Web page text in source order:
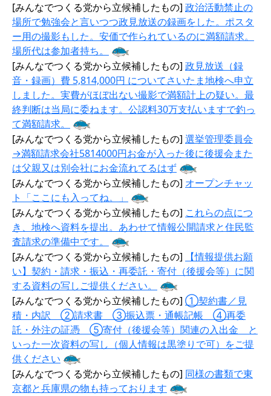
[みんなでつくる党から立候補したもの] 政治活動禁止の
場所で勉強会と言いつつ政見放送の録画をした。ポスタ
ー用の撮影もした。安価で作られているのに満額請求。
場所代は参加者持ち。
[みんなでつくる党から立候補したもの] 政見放送（録
音・録画）費 5,814,000円 についてさいたま地検へ申立
しました。実費がほぼ出ない撮影で満額計上の疑い。最
終判断は当局に委ねます。公認料30万支払いますで釣っ
て満額請求。
[みんなでつくる党から立候補したもの] 選挙管理委員会
→満額請求会社5814000円お金が入った後に後援会また
は父親又は別会社にお金流れてるはず
[みんなでつくる党から立候補したもの] オープンチャッ
ト「ここにも入ってね。」
[みんなでつくる党から立候補したもの] これらの点につ
き、地検へ資料を提出。あわせて情報公開請求と住民監
査請求の準備中です。
[みんなでつくる党から立候補したもの]
【情報提供お願
い】契約・請求・振込・再委託・寄付（後援会等）に関
する資料の写しご提供ください。
[みんなでつくる党から立候補したもの] ①契約書／見
積・内訳 ②請求書 ③振込票・通帳記帳 ④再委
託・外注の証憑 ⑤寄付（後援会等）関連の入出金 と
いった一次資料の写し（個人情報は黒塗りで可）をご提
供ください
[みんなでつくる党から立候補したもの] 同様の書類で東
京都と兵庫県の物も持っております